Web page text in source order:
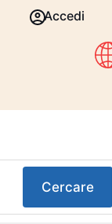
Accedi
Cercare